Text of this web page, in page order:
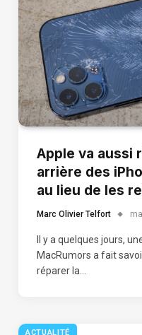
Apple va aussi
arrière des
au lieu de les
Marc Olivier Telfort
Il y a quelques jours,
MacRumors a fait
réparer la…
ACTUALITÉ